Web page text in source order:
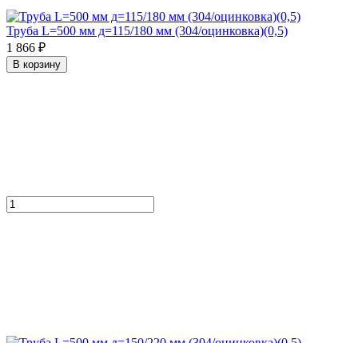
Труба L=500 мм д=115/180 мм (304/оцинковка)(0,5)
1 866 ₽
В корзину